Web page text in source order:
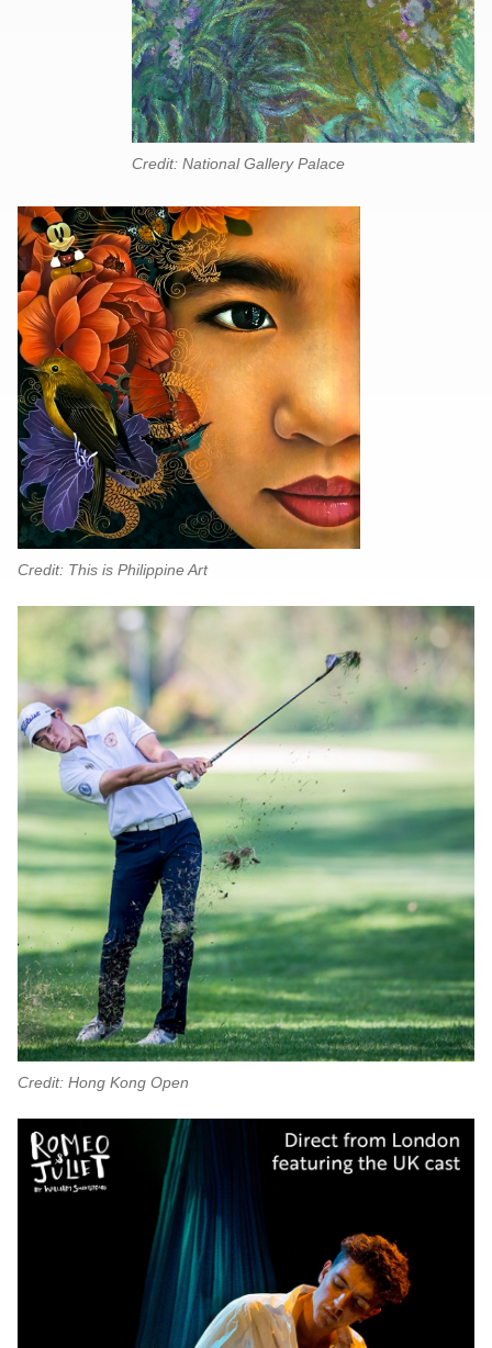
Credit: National Gallery Palace
Credit: This is Philippine Art
Credit: Hong Kong Open